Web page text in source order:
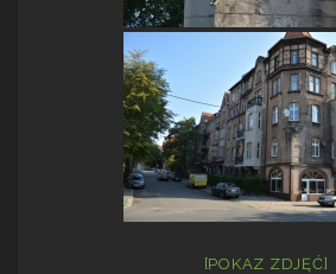
[POKAZ ZDJĘĆ]